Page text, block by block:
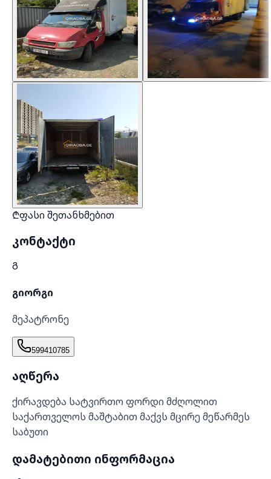
₾ფასი შეთანხმებით
კონტაქტი
Გ
გიორგი
მეპატრონე
599410785
აღწერა
ქირავდება სატვირთო ფორდი მძღოლით
საქართველოს მაშტაბით მაქვს მცირე მეწარმეს
საბუთი
დამატებითი ინფორმაცია